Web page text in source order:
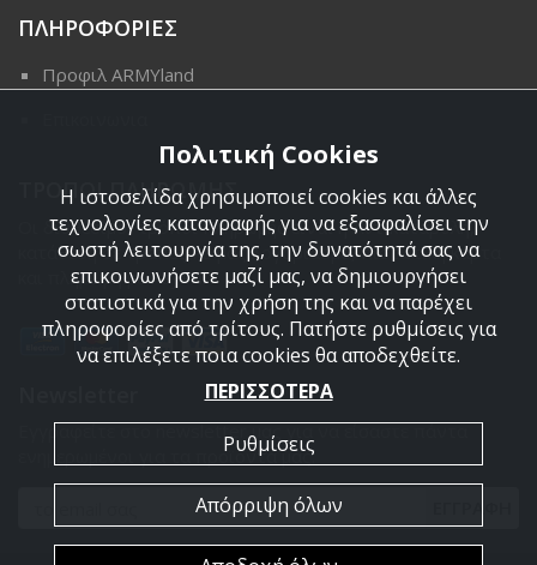
ΠΛΗΡΟΦΟΡΙΕΣ
Προφιλ ARMYland
ΤΡΟΠΟΙ ΠΛΗΡΩΜΗΣ
Οι διαθέσιμοι τρόποι πληρωμής είναι η Αντικαταβολή,
κατάθεση σε τραπεζικό μας λογαριασμό, πιστωτική κάρτα
και πληρωμή με PayPal.
Εγγραφείτε στο newsletter μας για να είσαστε πάντα
ενημερωμένοι για τα προϊόντα μας.
Πολιτική Cookies
Η ιστοσελίδα χρησιμοποιεί cookies και άλλες
τεχνολογίες καταγραφής για να εξασφαλίσει την
σωστή λειτουργία της, την δυνατότητά σας να
επικοινωνήσετε μαζί μας, να δημιουργήσει
στατιστικά για την χρήση της και να παρέχει
πληροφορίες από τρίτους. Πατήστε ρυθμίσεις για
να επιλέξετε ποια cookies θα αποδεχθείτε.
ΠΕΡΙΣΣΟΤΕΡΑ
Ρυθμίσεις
Απόρριψη όλων